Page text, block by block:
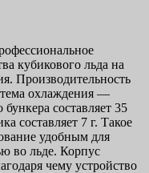
кубикового льда на
Производительность
охлаждения —
составляет 35
составляет 7 г. Такое
удобным для
во льде. Корпус
чему устройство